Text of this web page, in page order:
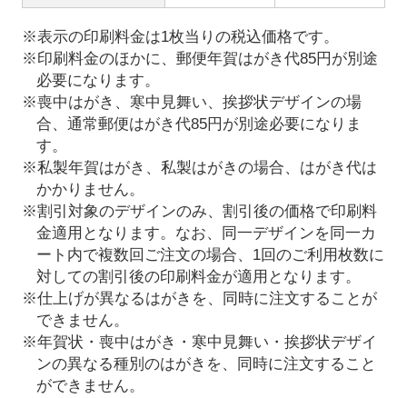
※表示の印刷料金は1枚当りの税込価格です。
※印刷料金のほかに、郵便年賀はがき代85円が別途
必要になります。
※喪中はがき、寒中見舞い、挨拶状デザインの場
合、通常郵便はがき代85円が別途必要になりま
す。
※私製年賀はがき、私製はがきの場合、はがき代は
かかりません。
※割引対象のデザインのみ、割引後の価格で印刷料
金適用となります。なお、同一デザインを同一カ
ート内で複数回ご注文の場合、1回のご利用枚数に
対しての割引後の印刷料金が適用となります。
※仕上げが異なるはがきを、同時に注文することが
できません。
※年賀状・喪中はがき・寒中見舞い・挨拶状デザイ
ンの異なる種別のはがきを、同時に注文すること
ができません。